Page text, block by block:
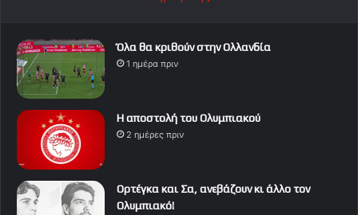
Όλα θα κριθούν στην Ολλανδία
1 ημέρα πριν
Η αποστολή του Ολυμπιακού
2 ημέρες πριν
Ορτέγκα και Σα, ανεβάζουν κι άλλο τον
Ολυμπιακό!